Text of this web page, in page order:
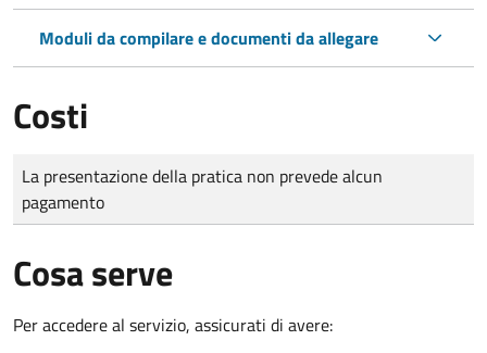
Moduli da compilare e documenti da allegare
Costi
Tipo di pagamento
Importo
La presentazione della pratica non prevede alcun
pagamento
Cosa serve
Per accedere al servizio, assicurati di avere: